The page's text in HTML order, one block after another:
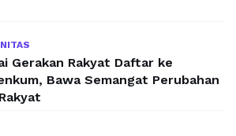
Gerakan Rakyat Daftar ke
Bawa Semangat Perubahan